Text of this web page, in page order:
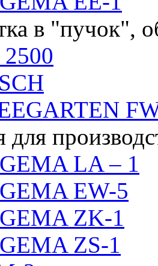
в "пучок",
LA – 1
EW-5
ZK-1
ZS-1